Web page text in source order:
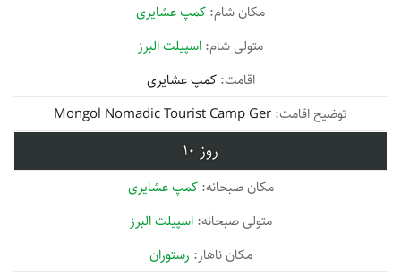
کمپ عشایری
اسپیلت البرز
کمپ عشایری
Mongol Nomadic Tourist Camp Ger
10
کمپ عشایری
اسپیلت البرز
رستوران